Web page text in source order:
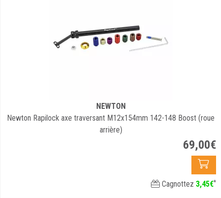
NEWTON
Newton Rapilock axe traversant M12x154mm 142-148 Boost (roue
arrière)
69,00€
Cagnottez 3,45€*